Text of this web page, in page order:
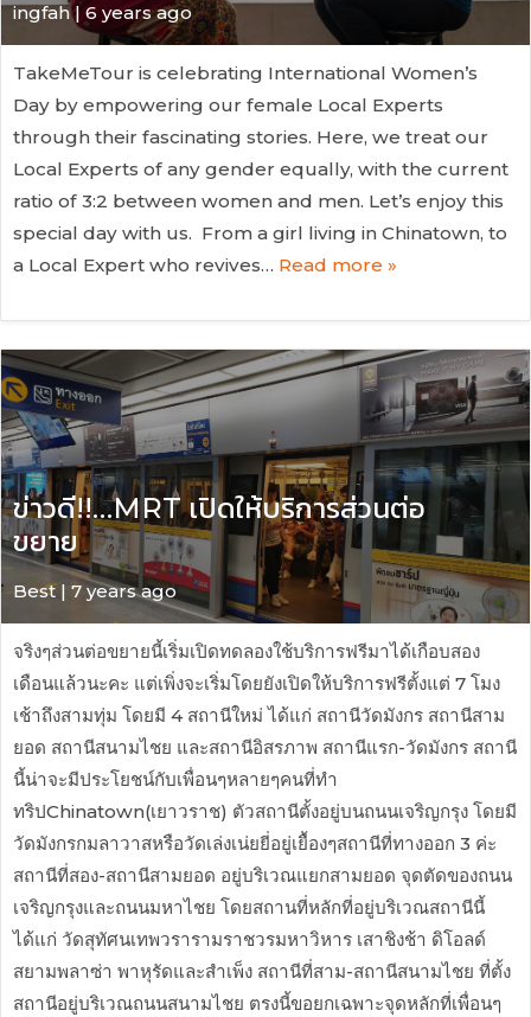
ingfah | 6 years ago
TakeMeTour is celebrating International Women’s
Day by empowering our female Local Experts
through their fascinating stories. Here, we treat our
Local Experts of any gender equally, with the current
ratio of 3:2 between women and men. Let’s enjoy this
special day with us. From a girl living in Chinatown, to
a Local Expert who revives… Read more »
ข่าวดี!!…MRT เปิดให้บริการส่วนต่อ
ขยาย
Best | 7 years ago
จริงๆส่วนต่อขยายนี้เริ่มเปิดทดลองใช้บริการฟรีมาได้เกือบสอง
เดือนแล้วนะคะ แต่เพิ่งจะเริ่มโดยยังเปิดให้บริการฟรีตั้งแต่ 7 โมง
เช้าถึงสามทุ่ม โดยมี 4 สถานีใหม่ ได้แก่ สถานีวัดมังกร สถานีสาม
ยอด สถานีสนามไชย และสถานีอิสรภาพ สถานีแรก-วัดมังกร สถานี
นี้น่าจะมีประโยชน์กับเพื่อนๆหลายๆคนที่ทำ
ทริปChinatown(เยาวราช) ตัวสถานีตั้งอยู่บนถนนเจริญกรุง โดยมี
วัดมังกรกมลาวาสหรือวัดเล่งเน่ยยี่อยู่เยื้องๆสถานีที่ทางออก 3 ค่ะ
สถานีที่สอง-สถานีสามยอด อยู่บริเวณแยกสามยอด จุดตัดของถนน
เจริญกรุงและถนนมหาไชย โดยสถานที่หลักที่อยู่บริเวณสถานีนี้
ได้แก่ วัดสุทัศนเทพวรารามราชวรมหาวิหาร เสาชิงช้า ดิโอลด์
สยามพลาซ่า พาหุรัดและสำเพ็ง สถานีที่สาม-สถานีสนามไชย ที่ตั้ง
สถานีอยู่บริเวณถนนสนามไชย ตรงนี้ขอยกเฉพาะจุดหลักที่เพื่อนๆ